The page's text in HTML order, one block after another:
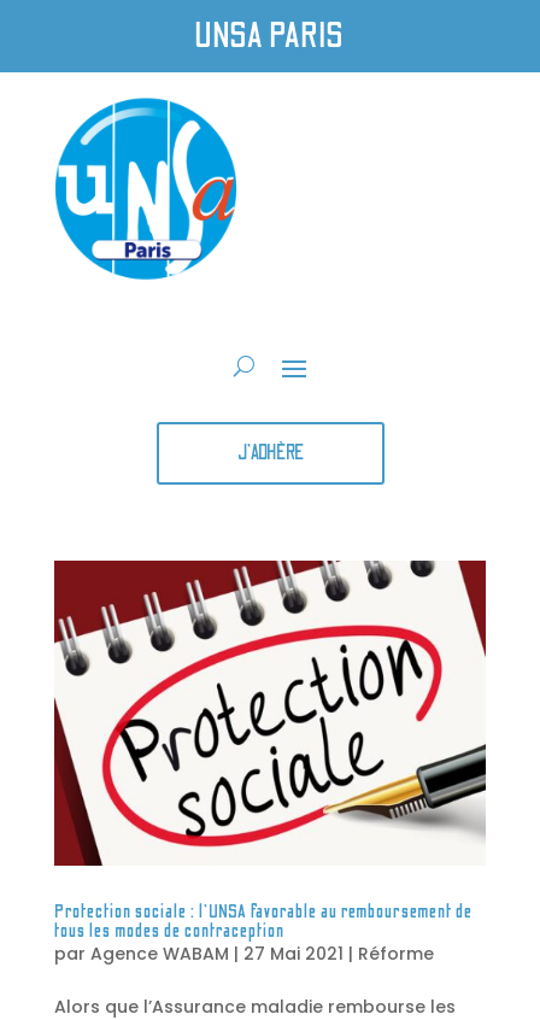
UNSA PARIS
J'ADHÈRE
Protection sociale : l’UNSA favorable au remboursement de
tous les modes de contraception
par Agence WABAM | 27 Mai 2021 | Réforme
Alors que l’Assurance maladie rembourse les